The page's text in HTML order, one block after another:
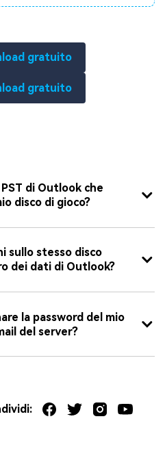
gratuito
gratuito
PST di Outlook che
disco di gioco?
sullo stesso disco
dei dati di Outlook?
la password del mio
del server?